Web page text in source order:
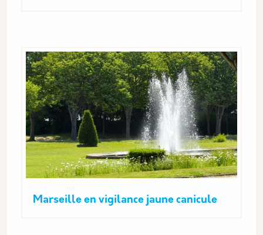
Marseille en vigilance jaune canicule